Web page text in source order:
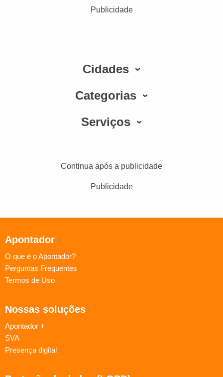
Publicidade
Cidades
Categorias
Serviços
Continua após a publicidade
Publicidade
Apontador
O que é o Apontador?
Perguntas Frequentes
Termos de Uso
Nossas soluções
Apontador +
SVA
Presença digital